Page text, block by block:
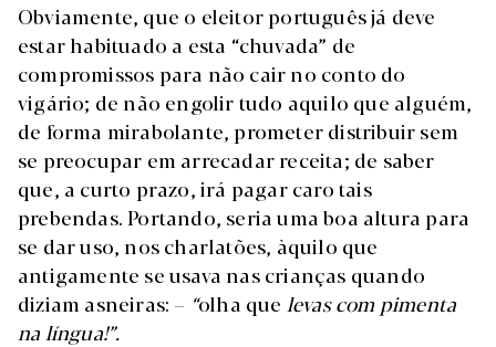
Obviamente, que o eleitor português já deve
estar habituado a esta “chuvada” de
compromissos para não cair no conto do
vigário; de não engolir tudo aquilo que alguém,
de forma mirabolante, prometer distribuir sem
se preocupar em arrecadar receita; de saber
que, a curto prazo, irá pagar caro tais
prebendas. Portando, seria uma boa altura para
se dar uso, nos charlatões, àquilo que
antigamente se usava nas crianças quando
diziam asneiras: – “olha que levas com pimenta
na língua!”.